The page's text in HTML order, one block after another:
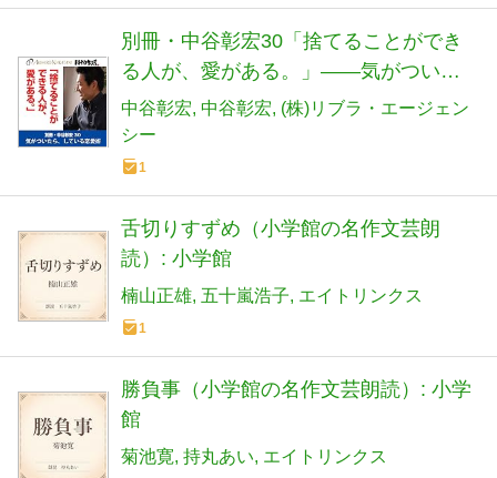
別冊・中谷彰宏30「捨てることができ
る人が、愛がある。」――気がついた
ら、している恋愛術
中谷彰宏 中谷彰宏 (株)リブラ・エージェン
シー
1
舌切りすずめ（小学館の名作文芸朗
読）: 小学館
楠山正雄 五十嵐浩子 エイトリンクス
1
勝負事（小学館の名作文芸朗読）: 小学
館
菊池寛 持丸あい エイトリンクス